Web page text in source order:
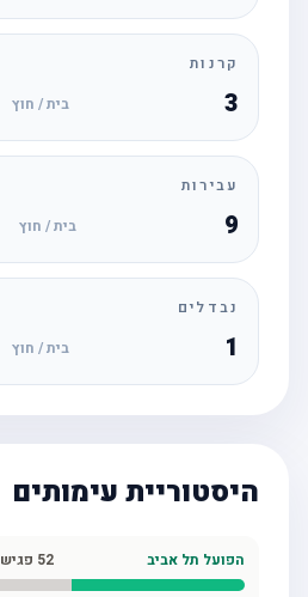
קרנות
בית / חוץ
עבירות
בית / חוץ
נבדלים
בית / חוץ
היסטוריית עימותים
הפועל תל אביב 52פגישות